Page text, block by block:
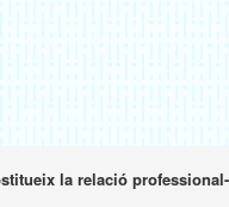
la relació